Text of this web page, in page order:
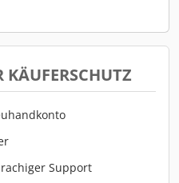
Support